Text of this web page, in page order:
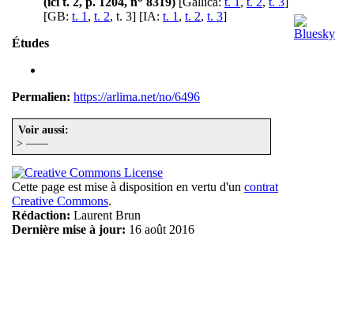
[GB: t. 1 , t. 2, t. 3] [IA: t. 1 , t. 2, t. 3]
Études
Permalien: https://arlima.net/no/6496
Voir aussi:
> ——
Cette page est mise à disposition en vertu d'un contrat
Creative Commons.
Rédaction: Laurent Brun
Dernière mise à jour: 16 août 2016